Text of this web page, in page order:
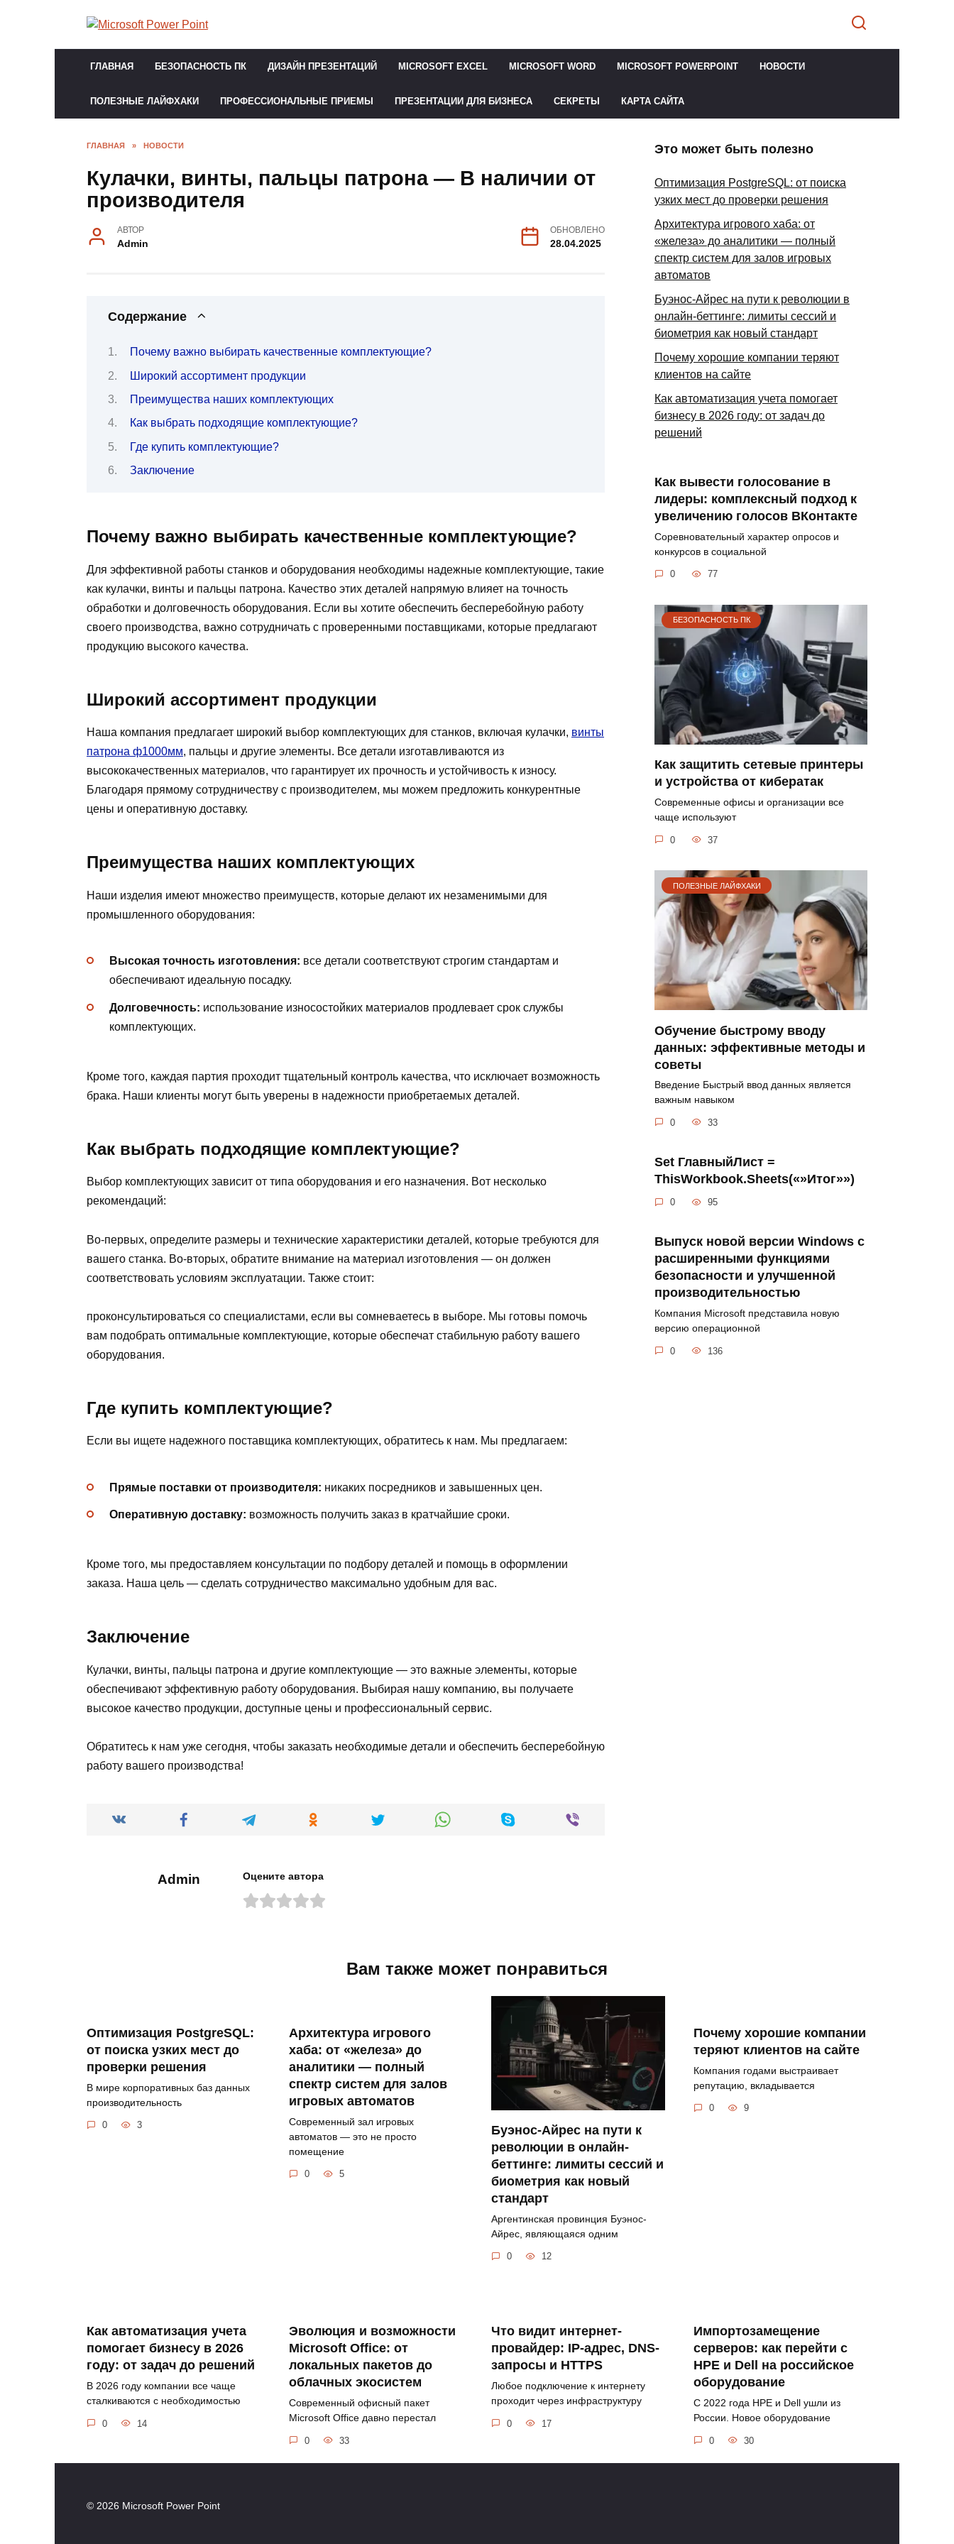
ГЛАВНАЯ БЕЗОПАСНОСТЬ ПК ДИЗАЙН ПРЕЗЕНТАЦИЙ MICROSOFT EXCEL MICROSOFT WORD MICROSOFT POWERPOINT НОВОСТИ
ПОЛЕЗНЫЕ ЛАЙФХАКИ ПРОФЕССИОНАЛЬНЫЕ ПРИЕМЫ ПРЕЗЕНТАЦИИ ДЛЯ БИЗНЕСА СЕКРЕТЫ КАРТА САЙТА
ГЛАВНАЯ » НОВОСТИ
Кулачки, винты, пальцы патрона — В наличии от
производителя
АВТОР
Admin
ОБНОВЛЕНО
28.04.2025
Содержание
Почему важно выбирать качественные комплектующие?
Широкий ассортимент продукции
Преимущества наших комплектующих
Как выбрать подходящие комплектующие?
Где купить комплектующие?
Заключение
Почему важно выбирать качественные комплектующие?
Для эффективной работы станков и оборудования необходимы надежные комплектующие, такие
как кулачки, винты и пальцы патрона. Качество этих деталей напрямую влияет на точность
обработки и долговечность оборудования. Если вы хотите обеспечить бесперебойную работу
своего производства, важно сотрудничать с проверенными поставщиками, которые предлагают
продукцию высокого качества.
Широкий ассортимент продукции
Наша компания предлагает широкий выбор комплектующих для станков, включая кулачки, винты
патрона ф1000мм, пальцы и другие элементы. Все детали изготавливаются из
высококачественных материалов, что гарантирует их прочность и устойчивость к износу.
Благодаря прямому сотрудничеству с производителем, мы можем предложить конкурентные
цены и оперативную доставку.
Преимущества наших комплектующих
Наши изделия имеют множество преимуществ, которые делают их незаменимыми для
промышленного оборудования:
Высокая точность изготовления: все детали соответствуют строгим стандартам и
обеспечивают идеальную посадку.
Долговечность: использование износостойких материалов продлевает срок службы
комплектующих.
Кроме того, каждая партия проходит тщательный контроль качества, что исключает возможность
брака. Наши клиенты могут быть уверены в надежности приобретаемых деталей.
Как выбрать подходящие комплектующие?
Выбор комплектующих зависит от типа оборудования и его назначения. Вот несколько
рекомендаций:
Во-первых, определите размеры и технические характеристики деталей, которые требуются для
вашего станка. Во-вторых, обратите внимание на материал изготовления — он должен
соответствовать условиям эксплуатации. Также стоит:
проконсультироваться со специалистами, если вы сомневаетесь в выборе. Мы готовы помочь
вам подобрать оптимальные комплектующие, которые обеспечат стабильную работу вашего
оборудования.
Где купить комплектующие?
Если вы ищете надежного поставщика комплектующих, обратитесь к нам. Мы предлагаем:
Прямые поставки от производителя: никаких посредников и завышенных цен.
Оперативную доставку: возможность получить заказ в кратчайшие сроки.
Кроме того, мы предоставляем консультации по подбору деталей и помощь в оформлении
заказа. Наша цель — сделать сотрудничество максимально удобным для вас.
Заключение
Кулачки, винты, пальцы патрона и другие комплектующие — это важные элементы, которые
обеспечивают эффективную работу оборудования. Выбирая нашу компанию, вы получаете
высокое качество продукции, доступные цены и профессиональный сервис.
Обратитесь к нам уже сегодня, чтобы заказать необходимые детали и обеспечить бесперебойную
работу вашего производства!
Admin Оцените автора
Это может быть полезно
Оптимизация PostgreSQL: от поиска
узких мест до проверки решения
Архитектура игрового хаба: от
«железа» до аналитики — полный
спектр систем для залов игровых
автоматов
Буэнос-Айрес на пути к революции в
онлайн-беттинге: лимиты сессий и
биометрия как новый стандарт
Почему хорошие компании теряют
клиентов на сайте
Как автоматизация учета помогает
бизнесу в 2026 году: от задач до
решений
Как вывести голосование в
лидеры: комплексный подход к
увеличению голосов ВКонтакте
Соревновательный характер опросов и
конкурсов в социальной
0 77
БЕЗОПАСНОСТЬ ПК
Как защитить сетевые принтеры
и устройства от кибератак
Современные офисы и организации все
чаще используют
0 37
ПОЛЕЗНЫЕ ЛАЙФХАКИ
Обучение быстрому вводу
данных: эффективные методы и
советы
Введение Быстрый ввод данных является
важным навыком
0 33
Set ГлавныйЛист =
ThisWorkbook.Sheets(«»Итог»»)
0 95
Выпуск новой версии Windows с
расширенными функциями
безопасности и улучшенной
производительностью
Компания Microsoft представила новую
версию операционной
0 136
Вам также может понравиться
Оптимизация PostgreSQL:
от поиска узких мест до
проверки решения
В мире корпоративных баз данных
производительность
0 3
Архитектура игрового
хаба: от «железа» до
аналитики — полный
спектр систем для залов
игровых автоматов
Современный зал игровых
автоматов — это не просто
помещение
0 5
Буэнос-Айрес на пути к
революции в онлайн-
беттинге: лимиты сессий и
биометрия как новый
стандарт
Аргентинская провинция Буэнос-
Айрес, являющаяся одним
0 12
Почему хорошие компании
теряют клиентов на сайте
Компания годами выстраивает
репутацию, вкладывается
0 9
Как автоматизация учета
помогает бизнесу в 2026
году: от задач до решений
В 2026 году компании все чаще
сталкиваются с необходимостью
0 14
Эволюция и возможности
Microsoft Office: от
локальных пакетов до
облачных экосистем
Современный офисный пакет
Microsoft Office давно перестал
0 33
Что видит интернет-
провайдер: IP-адрес, DNS-
запросы и HTTPS
Любое подключение к интернету
проходит через инфраструктуру
0 17
Импортозамещение
серверов: как перейти с
HPE и Dell на российское
оборудование
С 2022 года HPE и Dell ушли из
России. Новое оборудование
0 30
© 2026 Microsoft Power Point